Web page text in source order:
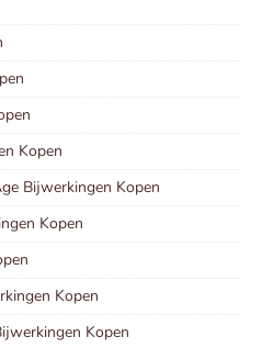
Kopen
Bijwerkingen Kopen
Kopen
Kopen
Kopen